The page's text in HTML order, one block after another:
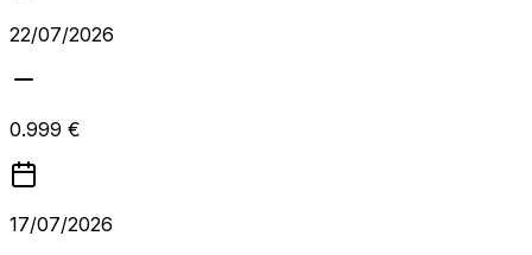
22/07/2026
0.999 €
17/07/2026